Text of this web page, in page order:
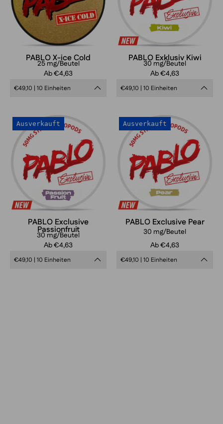
PABLO X-ice Cold
25 mg/Beutel
Аb €4,63
€49,10 | 10 Einheiten
PABLO Exklusiv Kiwi
30 mg/Beutel
Аb €4,63
€49,10 | 10 Einheiten
PABLO
Exclusive
Passionfruit
Ausverkauft
PABLO Exclusive
Passionfruit
30 mg/Beutel
Аb €4,63
€49,10 | 10 Einheiten
PABLO
Exclusive
Pear
Ausverkauft
PABLO Exclusive Pear
30 mg/Beutel
Аb €4,63
€49,10 | 10 Einheiten